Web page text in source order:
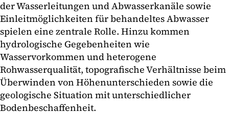
der Wasserleitungen und Abwasserkanäle sowie
Einleitmöglichkeiten für behandeltes Abwasser
spielen eine zentrale Rolle. Hinzu kommen
hydrologische Gegebenheiten wie
Wasservorkommen und heterogene
Rohwasserqualität, topografische Verhältnisse beim
Überwinden von Höhenunterschieden sowie die
geologische Situation mit unterschiedlicher
Bodenbeschaffenheit.